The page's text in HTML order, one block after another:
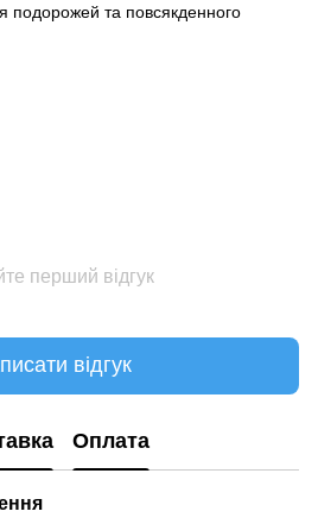
подорожей та повсякденного
перший відгук
відгук
Оплата